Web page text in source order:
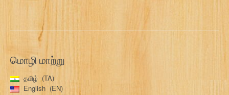
மொழி மாற்று
தமிழ்
TA
English
EN